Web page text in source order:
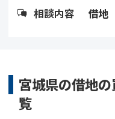
再建築不可
ゴミ屋敷
リースバック
不動産売却
訳あり不動産
土地売却
相談内容 借地
宮城県の借地
覧